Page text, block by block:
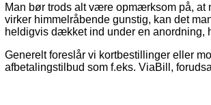
Man bør trods alt være opmærksom på, at
virker himmelråbende gunstig, kan det
heldigvis dækket ind under en anordning,
Generelt foreslår vi kortbestillinger eller
afbetalingstilbud som f.eks. ViaBill,